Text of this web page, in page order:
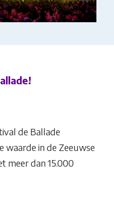
de Ballade
waarde in de Zeeuwse
meer dan 15.000